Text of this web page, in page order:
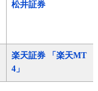
松井証券
楽天証券 「楽天MT
4」